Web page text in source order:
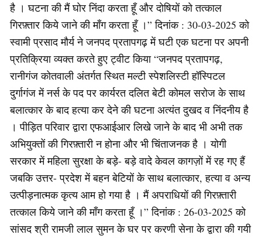
है । घटना की मैं घोर निंदा करता हूँ और दोषियों को तत्काल
गिरफ़्तार किये जाने की माँग करता हूँ ।” दिनांक : 30-03-2025 को
स्वामी प्रसाद मौर्य ने जनपद प्रतापगढ़ में घटी एक घटना पर अपनी
प्रतिक्रिया व्यक्त करते हुए ट्वीट किया “जनपद प्रतापगढ़,
रानीगंज कोतवाली अंतर्गत स्थित मल्टी स्पेशलिस्टी हॉस्पिटल
दुर्गागंज में नर्स के पद पर कार्यरत दलित बेटी कोमल सरोज के साथ
बलात्कार के बाद हत्या कर देने की घटना अत्यंत दुखद व निंदनीय है
। पीड़ित परिवार द्वारा एफआईआर लिखे जाने के बाद भी अभी तक
अभियुक्तों की गिरफ़्तारी न होना और भी चिंताजनक है । योगी
सरकार में महिला सुरक्षा के बड़े- बड़े वादे केवल कागज़ों में रह गए हैं
जबकि उत्तर- प्रदेश में बहन बेटियों के साथ बलात्कार, हत्या व अन्य
उत्पीड़नात्मक कृत्य आम हो गया है । मैं अपराधियों की गिरफ़्तारी
तत्काल किये जाने की माँग करता हूँ ।” दिनांक : 26-03-2025 को
सांसद श्री रामजी लाल सुमन के घर पर करणी सेना के द्वारा की गयी